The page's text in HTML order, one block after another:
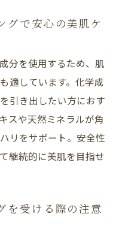
ピーリング判断基
び方ガイド
ーリング選びのポイ
ングサロンの見分
グで安心の美肌ケ
分を使用するため、肌
適しています。化学成
引き出したい方におす
スや天然ミネラルが角
リをサポート。安全性
継続的に美肌を目指せ
を受ける際の注意